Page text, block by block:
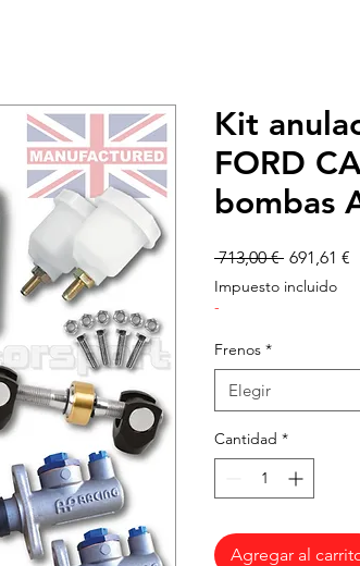
Kit
FORD
bombas
713,00 € Precio
691,61 €
Impuesto incluido
-
Frenos *
Elegir
Cantidad *
Agregar al